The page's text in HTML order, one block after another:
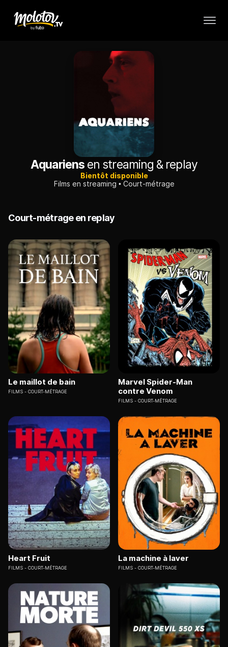
Aquariensen streaming & replay
Bientôt disponible
Films en streaming
Court-métrage
Court-métrage en replay
Le maillot de bain
FILMS COURT-MÉTRAGE
Marvel Spider-Man
contre Venom
FILMS COURT-MÉTRAGE
Heart Fruit
FILMS COURT-MÉTRAGE
La machine à laver
FILMS COURT-MÉTRAGE